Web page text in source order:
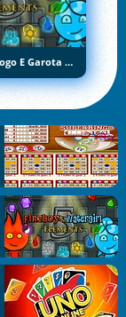
Menino De Fogo E Garota De Água 5: Elementos